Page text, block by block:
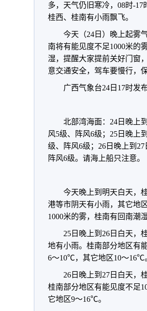
多，天气仍旧寒冷，08时-
桂西、桂南有小雨飘飞。
今天（24日）晚上起雾
南将有能见度不足1000米的
湿，提醒大家提前关好门窗
意交通安全，驾车要慢行，
广西气象台24日17时发
北部湾海面：24日晚上
风5级、阵风6级；25日晚上
级、阵风6级；26日晚上到
阵风6级。请海上船只注意。
今天晚上到明天白天，
港等市阴天有小雨，其它地
1000米的雾，桂南有回南
25日晚上到26日白天，
地有小雨。桂南部分地区有
6～10℃，其它地区10～16℃
26日晚上到27日白天，
桂南部分地区有能见度不足
它地区9～16℃。